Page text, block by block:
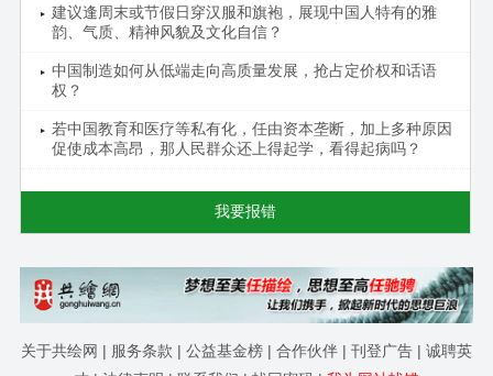
建议逢周末或节假日穿汉服和旗袍，展现中国人特有的雅
韵、气质、精神风貌及文化自信？
中国制造如何从低端走向高质量发展，抢占定价权和话语
权？
若中国教育和医疗等私有化，任由资本垄断，加上多种原因
促使成本高昂，那人民群众还上得起学，看得起病吗？
我要报错
关于共绘网 | 服务条款 | 公益基金榜 | 合作伙伴 | 刊登广告 | 诚聘英